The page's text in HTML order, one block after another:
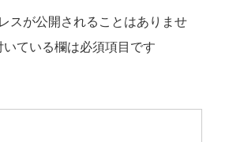
スが公開されることはありませ
いている欄は必須項目です